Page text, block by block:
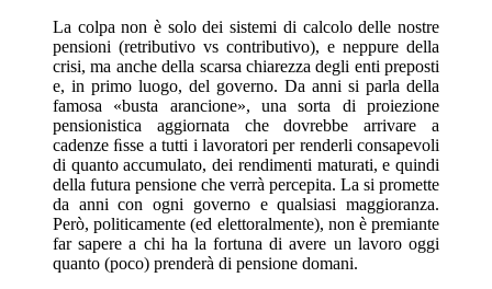
La colpa non è solo dei sistemi di calcolo delle nostre
pensioni (retributivo vs contributivo), e neppure della
crisi, ma anche della scarsa chiarezza degli enti preposti
e, in primo luogo, del governo. Da anni si parla della
famosa «busta arancione», una sorta di proiezione
pensionistica aggiornata che dovrebbe arrivare a
cadenze ﬁsse a tutti i lavoratori per renderli consapevoli
di quanto accumulato, dei rendimenti maturati, e quindi
della futura pensione che verrà percepita. La si promette
da anni con ogni governo e qualsiasi maggioranza.
Però, politicamente (ed elettoralmente), non è premiante
far sapere a chi ha la fortuna di avere un lavoro oggi
quanto (poco) prenderà di pensione domani.